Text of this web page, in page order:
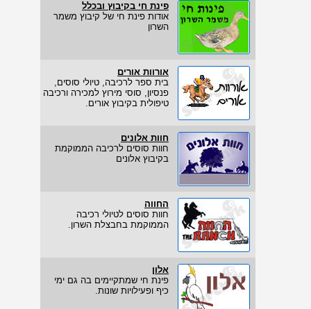
פינת חי בקיבוץ ובכלל
אודות פינת חי של קיבוץ משמר
השרון
אורוות אורים
בית ספר לרכיבה, טיולי סוסים,
פנסיון, סוסי מירוץ למכירה ורכיבה
טיפולית בקיבוץ אורים.
חוות אלונים
חוות סוסים לרכיבה הממוקמת
בקיבוץ אלונים
החווה
חוות סוסים לטיולי רכיבה
הממוקמת בחבצלת השרון.
אלון
פינת חי שמתקיימים בה גם ימי
כיף ופעילויות שונות.